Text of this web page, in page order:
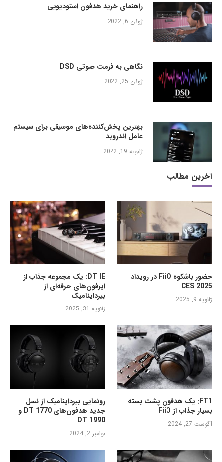
راهنمای خرید هدفون استودیویی
ژوئن 6, 2022
نگاهی به فرمت صوتی DSD
ژوئن 25, 2022
بهترین پخش‌کننده‌های موسیقی برای سیستم
عامل اندروید
ژانویه 19, 2022
آخرین مطالب
DT IE: یک مجموعه جذاب از
ایرفون‌های حرفه‌ای از
بیرداینامیک
ژانویه 31, 2025
حضور باشکوه FiiO در رویداد
CES 2025
ژانویه 9, 2025
رونمایی بیرداینامیک از نسل
جدید هدفون‌های DT 1770 و
DT 1990
نوامبر 2, 2024
FT1: یک هدفون پشت بسته
بسیار جذاب از FiiO
آگوست 27, 2024